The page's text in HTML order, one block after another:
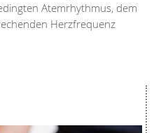
Atemrhythmus, dem
Herzfrequenz